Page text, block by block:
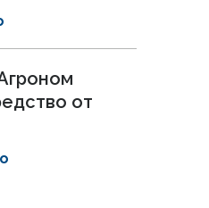
от